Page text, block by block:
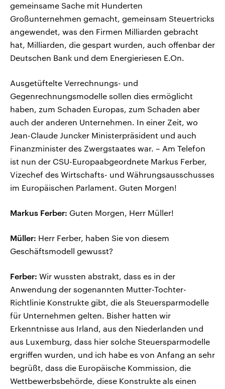
gemeinsame Sache mit Hunderten
Großunternehmen gemacht, gemeinsam Steuertricks
angewendet, was den Firmen Milliarden gebracht
hat, Milliarden, die gespart wurden, auch offenbar der
Deutschen Bank und dem Energieriesen E.On.
Ausgetüftelte Verrechnungs- und
Gegenrechnungsmodelle sollen dies ermöglicht
haben, zum Schaden Europas, zum Schaden aber
auch der anderen Unternehmen. In einer Zeit, wo
Jean-Claude Juncker Ministerpräsident und auch
Finanzminister des Zwergstaates war. – Am Telefon
ist nun der CSU-Europaabgeordnete Markus Ferber,
Vizechef des Wirtschafts- und Währungsausschusses
im Europäischen Parlament. Guten Morgen!
Markus Ferber: Guten Morgen, Herr Müller!
Müller: Herr Ferber, haben Sie von diesem
Geschäftsmodell gewusst?
Ferber: Wir wussten abstrakt, dass es in der
Anwendung der sogenannten Mutter-Tochter-
Richtlinie Konstrukte gibt, die als Steuersparmodelle
für Unternehmen gelten. Bisher hatten wir
Erkenntnisse aus Irland, aus den Niederlanden und
aus Luxemburg, dass hier solche Steuersparmodelle
ergriffen wurden, und ich habe es von Anfang an sehr
begrüßt, dass die Europäische Kommission, die
Wettbewerbsbehörde, diese Konstrukte als einen